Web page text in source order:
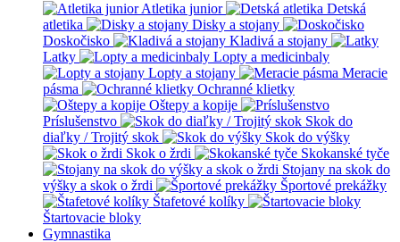
Atletika junior
Detská
atletika
Disky a stojany
Doskočisko
Kladivá a stojany
Latky
Lopty a medicinbaly
Lopty a stojany
Meracie
pásma
Ochranné klietky
Oštepy a kopije
Príslušenstvo
Skok do
diaľky / Trojitý skok
Skok do výšky
Skok o žrdi
Skokanské tyče
Stojany na skok do
výšky a skok o žrdi
Športové prekážky
Štafetové kolíky
Štartovacie bloky
Gymnastika